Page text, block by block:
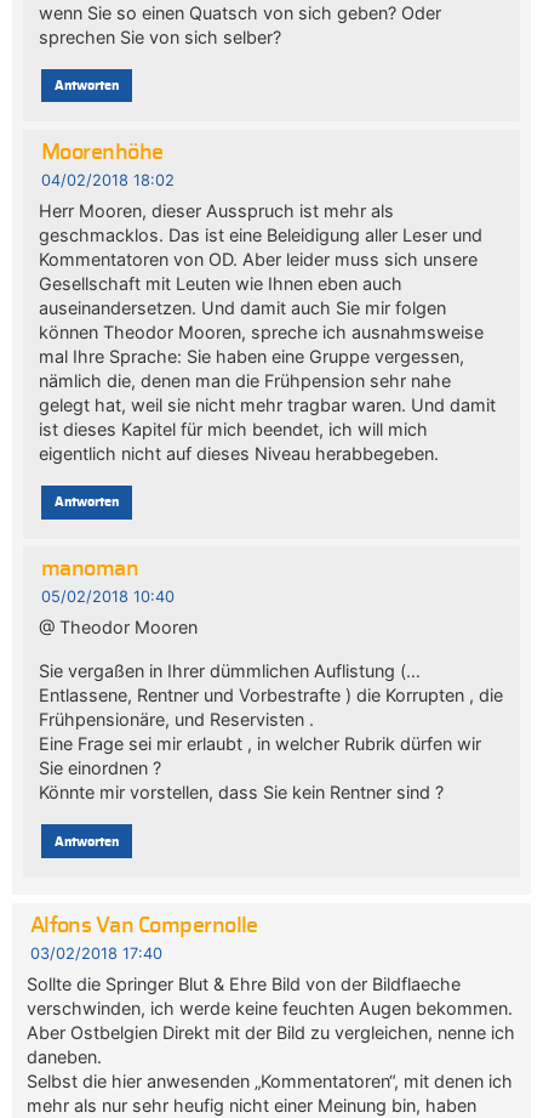
wenn Sie so einen Quatsch von sich geben? Oder
sprechen Sie von sich selber?
Antworten
Moorenhöhe
04/02/2018 18:02
Herr Mooren, dieser Ausspruch ist mehr als
geschmacklos. Das ist eine Beleidigung aller Leser und
Kommentatoren von OD. Aber leider muss sich unsere
Gesellschaft mit Leuten wie Ihnen eben auch
auseinandersetzen. Und damit auch Sie mir folgen
können Theodor Mooren, spreche ich ausnahmsweise
mal Ihre Sprache: Sie haben eine Gruppe vergessen,
nämlich die, denen man die Frühpension sehr nahe
gelegt hat, weil sie nicht mehr tragbar waren. Und damit
ist dieses Kapitel für mich beendet, ich will mich
eigentlich nicht auf dieses Niveau herabbegeben.
Antworten
manoman
05/02/2018 10:40
@ Theodor Mooren
Sie vergaßen in Ihrer dümmlichen Auflistung (…
Entlassene, Rentner und Vorbestrafte ) die Korrupten , die
Frühpensionäre, und Reservisten .
Eine Frage sei mir erlaubt , in welcher Rubrik dürfen wir
Sie einordnen ?
Könnte mir vorstellen, dass Sie kein Rentner sind ?
Antworten
Alfons Van Compernolle
03/02/2018 17:40
Sollte die Springer Blut & Ehre Bild von der Bildflaeche
verschwinden, ich werde keine feuchten Augen bekommen.
Aber Ostbelgien Direkt mit der Bild zu vergleichen, nenne ich
daneben.
Selbst die hier anwesenden „Kommentatoren“, mit denen ich
mehr als nur sehr heufig nicht einer Meinung bin, haben